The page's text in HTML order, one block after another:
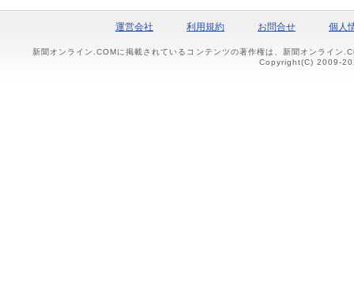
運営会社 利用規約 お問合せ 個人
新聞オンライン.COMに掲載されているコンテンツの著作権は、新聞オンライン
Copyright(C) 2009-